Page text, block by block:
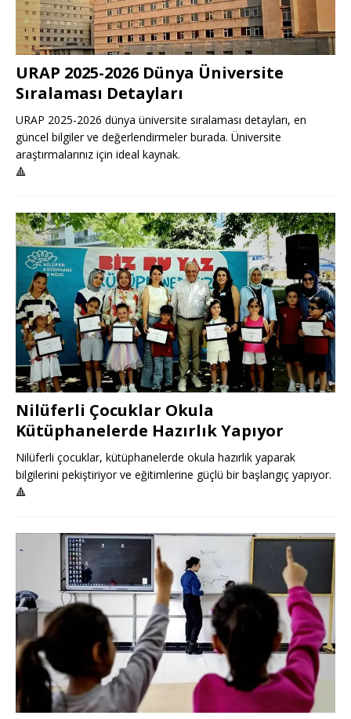
URAP 2025-2026 Dünya Üniversite
Sıralaması Detayları
URAP 2025-2026 dünya üniversite sıralaması detayları, en
güncel bilgiler ve değerlendirmeler burada. Üniversite
araştırmalarınız için ideal kaynak.
🔺
Nilüferli Çocuklar Okula
Kütüphanelerde Hazırlık Yapıyor
Nilüferli çocuklar, kütüphanelerde okula hazırlık yaparak
bilgilerini pekiştiriyor ve eğitimlerine güçlü bir başlangıç yapıyor.
🔺